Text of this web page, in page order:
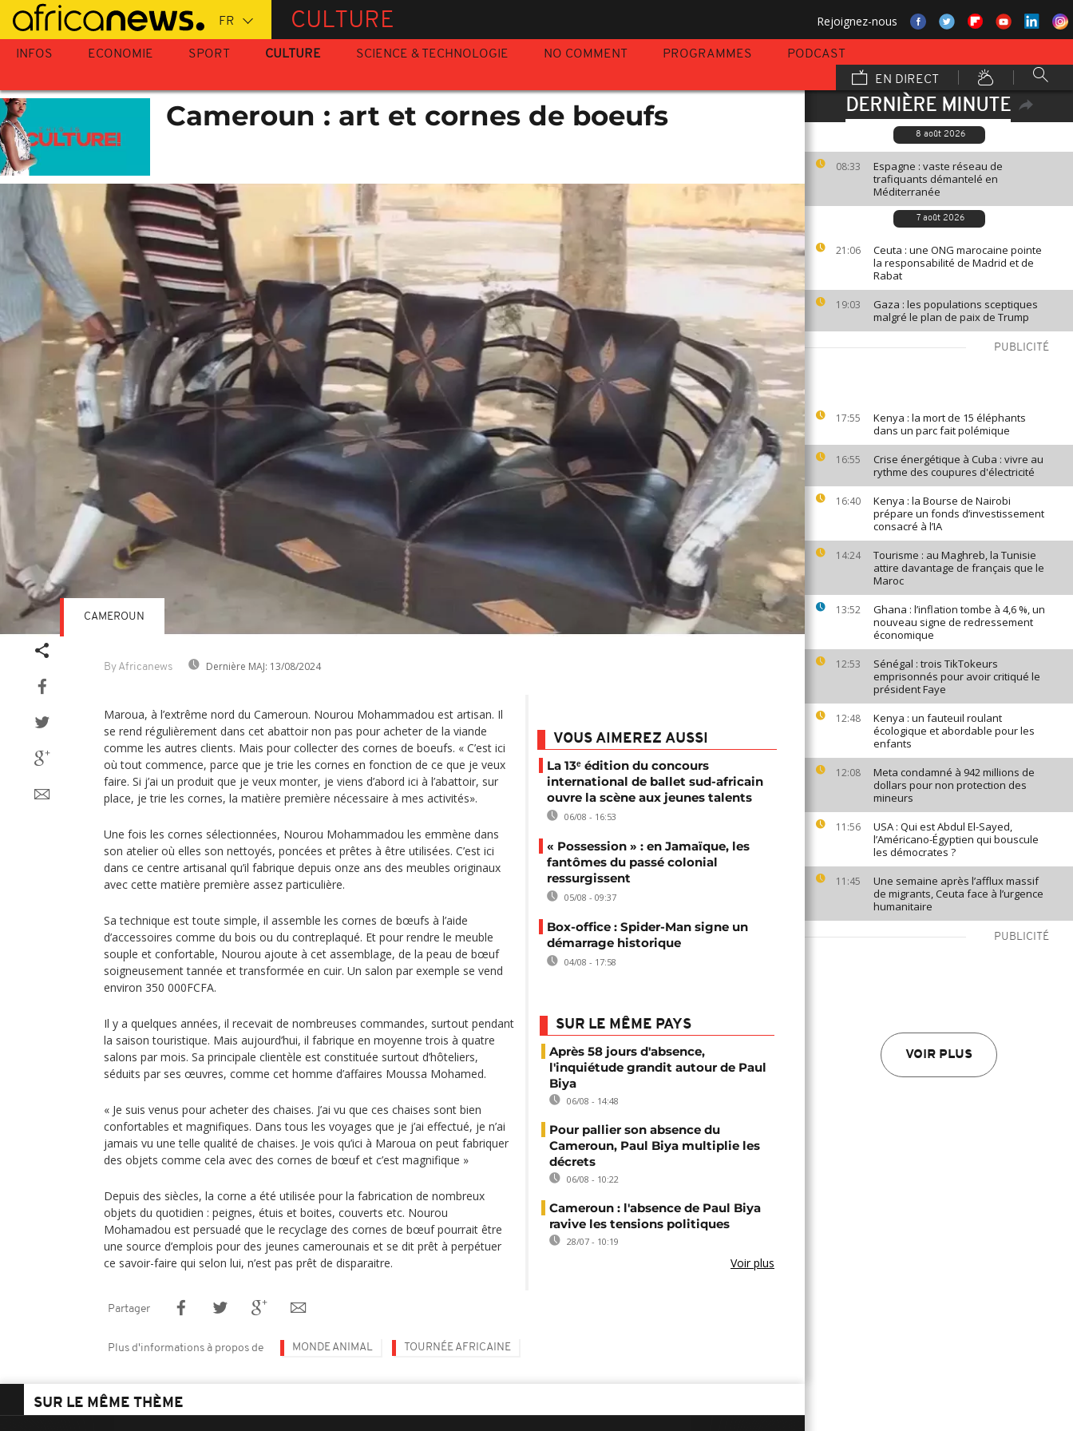
Passer
au
contenu
CULTURE Rejoignez-nous
INFOS ECONOMIE SPORT CULTURE SCIENCE & TECHNOLOGIE NO COMMENT PROGRAMMES
PODCAST
EN DIRECT
DERNIÈRE MINUTE
8 août 2026
08:33
Espagne : vaste réseau de
trafiquants démantelé en
Méditerranée
7 août 2026
21:06
Ceuta : une ONG marocaine pointe
la responsabilité de Madrid et de
Rabat
19:03
Gaza : les populations sceptiques
malgré le plan de paix de Trump
PUBLICITÉ
17:55
Kenya : la mort de 15 éléphants
dans un parc fait polémique
16:55
Crise énergétique à Cuba : vivre au
rythme des coupures d'électricité
16:40
Kenya : la Bourse de Nairobi
prépare un fonds d’investissement
consacré à l’IA
14:24
Tourisme : au Maghreb, la Tunisie
attire davantage de français que le
Maroc
13:52
Ghana : l’inflation tombe à 4,6 %, un
nouveau signe de redressement
économique
12:53
Sénégal : trois TikTokeurs
emprisonnés pour avoir critiqué le
président Faye
12:48
Kenya : un fauteuil roulant
écologique et abordable pour les
enfants
12:08
Meta condamné à 942 millions de
dollars pour non protection des
mineurs
11:56
USA : Qui est Abdul El-Sayed,
l’Américano-Égyptien qui bouscule
les démocrates ?
11:45
Une semaine après l’afflux massif
de migrants, Ceuta face à l’urgence
humanitaire
PUBLICITÉ
VOIR PLUS
Cameroun : art et cornes de boeufs
By Africanews Dernière MAJ: 13/08/2024
CAMEROUN
Maroua, à l’extrême nord du Cameroun. Nourou Mohammadou est artisan. Il
se rend régulièrement dans cet abattoir non pas pour acheter de la viande
comme les autres clients. Mais pour collecter des cornes de boeufs. « C’est ici
où tout commence, parce que je trie les cornes en fonction de ce que je veux
faire. Si j’ai un produit que je veux monter, je viens d’abord ici à l’abattoir, sur
place, je trie les cornes, la matière première nécessaire à mes activités».
Une fois les cornes sélectionnées, Nourou Mohammadou les emmène dans
son atelier où elles son nettoyés, poncées et prêtes à être utilisées. C’est ici
dans ce centre artisanal qu’il fabrique depuis onze ans des meubles originaux
avec cette matière première assez particulière.
Sa technique est toute simple, il assemble les cornes de bœufs à l’aide
d’accessoires comme du bois ou du contreplaqué. Et pour rendre le meuble
souple et confortable, Nourou ajoute à cet assemblage, de la peau de bœuf
soigneusement tannée et transformée en cuir. Un salon par exemple se vend
environ 350 000FCFA.
Il y a quelques années, il recevait de nombreuses commandes, surtout pendant
la saison touristique. Mais aujourd’hui, il fabrique en moyenne trois à quatre
salons par mois. Sa principale clientèle est constituée surtout d’hôteliers,
séduits par ses œuvres, comme cet homme d’affaires Moussa Mohamed.
« Je suis venus pour acheter des chaises. J’ai vu que ces chaises sont bien
confortables et magnifiques. Dans tous les voyages que je j’ai effectué, je n’ai
jamais vu une telle qualité de chaises. Je vois qu’ici à Maroua on peut fabriquer
des objets comme cela avec des cornes de bœuf et c’est magnifique »
Depuis des siècles, la corne a été utilisée pour la fabrication de nombreux
objets du quotidien : peignes, étuis et boites, couverts etc. Nourou
Mohamadou est persuadé que le recyclage des cornes de bœuf pourrait être
une source d’emplois pour des jeunes camerounais et se dit prêt à perpétuer
ce savoir-faire qui selon lui, n’est pas prêt de disparaitre.
VOUS AIMEREZ AUSSI
La 13ᵉ édition du concours
international de ballet sud-africain
ouvre la scène aux jeunes talents
06/08 - 16:53
« Possession » : en Jamaïque, les
fantômes du passé colonial
ressurgissent
05/08 - 09:37
Box-office : Spider-Man signe un
démarrage historique
04/08 - 17:58
SUR LE MÊME PAYS
Après 58 jours d'absence,
l'inquiétude grandit autour de Paul
Biya
06/08 - 14:48
Pour pallier son absence du
Cameroun, Paul Biya multiplie les
décrets
06/08 - 10:22
Cameroun : l'absence de Paul Biya
ravive les tensions politiques
28/07 - 10:19
Voir plus
Partager
Plus d'informations à propos de MONDE ANIMAL TOURNÉE AFRICAINE
SUR LE MÊME THÈME